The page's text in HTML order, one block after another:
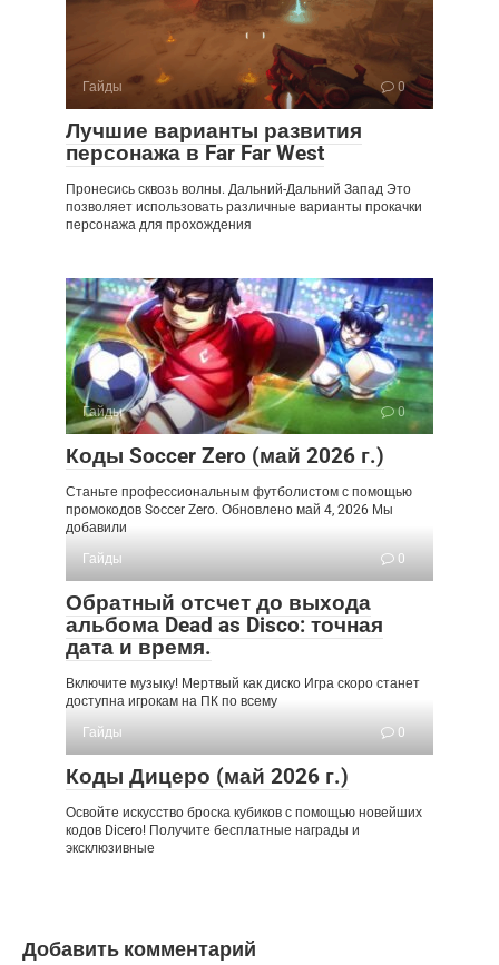
Гайды 0
Лучшие варианты развития
персонажа в Far Far West
Пронесись сквозь волны. Дальний-Дальний Запад Это
позволяет использовать различные варианты прокачки
персонажа для прохождения
Гайды 0
Коды Soccer Zero (май 2026 г.)
Станьте профессиональным футболистом с помощью
промокодов Soccer Zero. Обновлено май 4, 2026 Мы
добавили
Гайды
0
Обратный отсчет до выхода
альбома Dead as Disco: точная
дата и время.
Включите музыку! Мертвый как диско Игра скоро станет
доступна игрокам на ПК по всему
Гайды
0
Коды Дицеро (май 2026 г.)
Освойте искусство броска кубиков с помощью новейших
кодов Dicero! Получите бесплатные награды и
эксклюзивные
Добавить комментарий